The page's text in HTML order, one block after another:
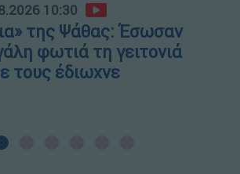
10:30
της Ψάθας: Έσωσαν
φωτιά τη γειτονιά
τους έδιωχνε